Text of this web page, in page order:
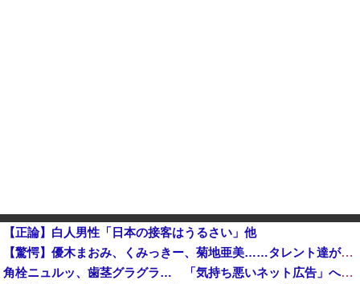
【正論】白人男性「日本の接客はうるさい」他
【驚愕】優木まおみ、くみっきー、菊地亜美……タレント達が次々とアジアの国々へ移住する本当の理由って何？
角栓ニュルッ、歯茎グラグラ… 「気持ち悪いネット広告」への苦情が急増